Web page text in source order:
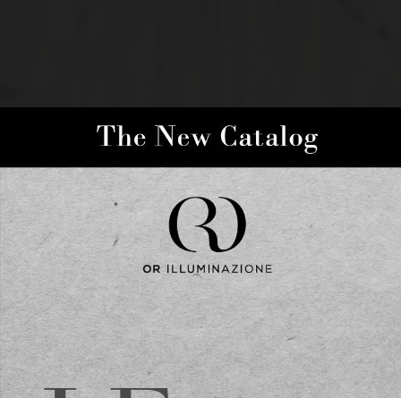
美是一種生活方式
AUREA